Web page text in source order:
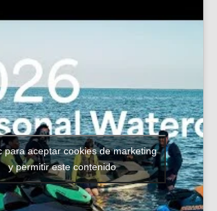
para aceptar cookies de marketing
y permitir este contenido